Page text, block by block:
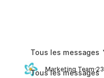
Tous les messages
Tous les messages
Marketing Team